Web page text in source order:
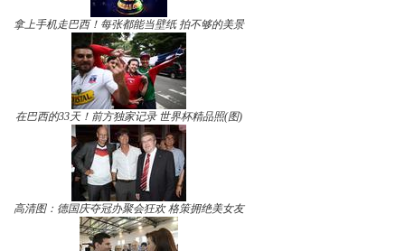
拿上手机走巴西！每张都能当壁纸 拍不够的美景
在巴西的33天！前方独家记录 世界杯精品照(图)
高清图：德国庆夺冠办聚会狂欢 格策拥绝美女友